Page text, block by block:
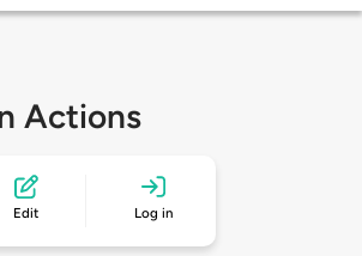
Actions
Edit Log in